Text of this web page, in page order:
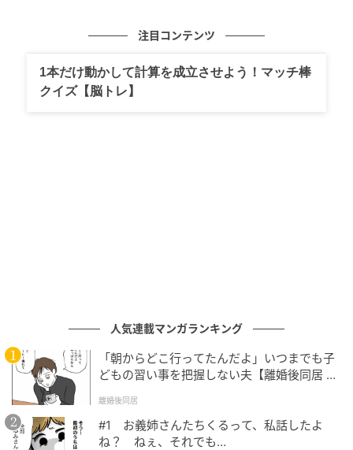
屋／スペシャル住人はあやんぬ
注目コンテンツ
1本だけ動かして計算を成立させよう！マッチ棒
クイズ【脳トレ】
人気連載マンガランキング
「朝からどこ行ってたんだよ」いつまでも子
どもの習い事を把握しない夫【離婚後同居 Vo
離婚後同居
#1 お義姉さんたちくるって、私話したよ
ね？ ねぇ、それでも…